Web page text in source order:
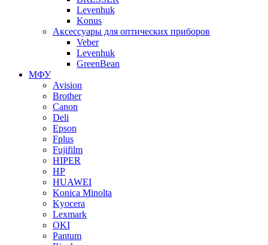
Levenhuk
Konus
Аксессуары для оптических приборов
Veber
Levenhuk
GreenBean
МФУ
Avision
Brother
Canon
Deli
Epson
Fplus
Fujifilm
HIPER
HP
HUAWEI
Konica Minolta
Kyocera
Lexmark
OKI
Pantum